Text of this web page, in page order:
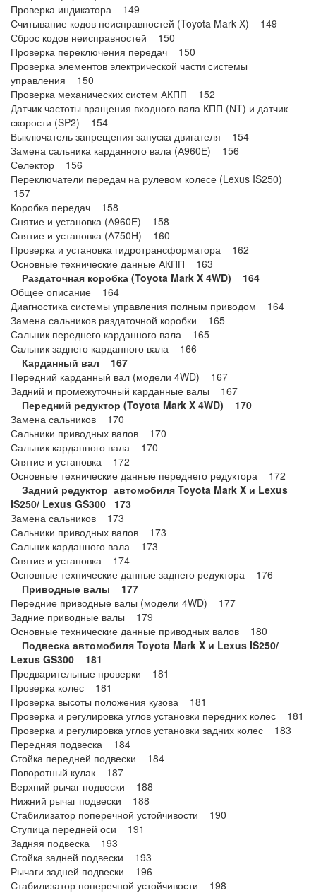
Проверка индикатора 149
Считывание кодов неисправностей (Toyota Mark X) 149
Сброс кодов неисправностей 150
Проверка переключения передач 150
Проверка элементов электрической части системы
управления 150
Проверка механических систем АКПП 152
Датчик частоты вращения входного вала КПП (NT) и датчик
скорости (SP2) 154
Выключатель запрещения запуска двигателя 154
Замена сальника карданного вала (А960Е) 156
Селектор 156
Переключатели передач на рулевом колесе (Lexus IS250)
157
Коробка передач 158
Снятие и установка (А960Е) 158
Снятие и установка (А750Н) 160
Проверка и установка гидротрансформатора 162
Основные технические данные АКПП 163
Раздаточная коробка (Toyota Mark X 4WD) 164
Общее описание 164
Диагностика системы управления полным приводом 164
Замена сальников раздаточной коробки 165
Сальник переднего карданного вала 165
Сальник заднего карданного вала 166
Карданный вал 167
Передний карданный вал (модели 4WD) 167
Задний и промежуточный карданные валы 167
Передний редуктор (Toyota Mark X 4WD) 170
Замена сальников 170
Сальники приводных валов 170
Сальник карданного вала 170
Снятие и установка 172
Основные технические данные переднего редуктора 172
Задний редуктор автомобиля Toyota Mark X и Lexus
IS250/ Lexus GS300 173
Замена сальников 173
Сальники приводных валов 173
Сальник карданного вала 173
Снятие и установка 174
Основные технические данные заднего редуктора 176
Приводные валы 177
Передние приводные валы (модели 4WD) 177
Задние приводные валы 179
Основные технические данные приводных валов 180
Подвеска автомобиля Toyota Mark X и Lexus IS250/
Lexus GS300 181
Предварительные проверки 181
Проверка колес 181
Проверка высоты положения кузова 181
Проверка и регулировка углов установки передних колес 181
Проверка и регулировка углов установки задних колес 183
Передняя подвеска 184
Стойка передней подвески 184
Поворотный кулак 187
Верхний рычаг подвески 188
Нижний рычаг подвески 188
Стабилизатор поперечной устойчивости 190
Ступица передней оси 191
Задняя подвеска 193
Стойка задней подвески 193
Рычаги задней подвески 196
Стабилизатор поперечной устойчивости 198